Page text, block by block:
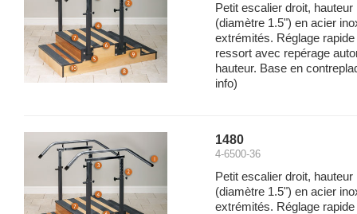
Petit escalier droit,
(diamètre 1.5") en acier
extrémités. Réglage
ressort avec repérage
hauteur. Base en
info)
1480
4-6500-36
Petit escalier droit,
(diamètre 1.5") en acier
extrémités. Réglage